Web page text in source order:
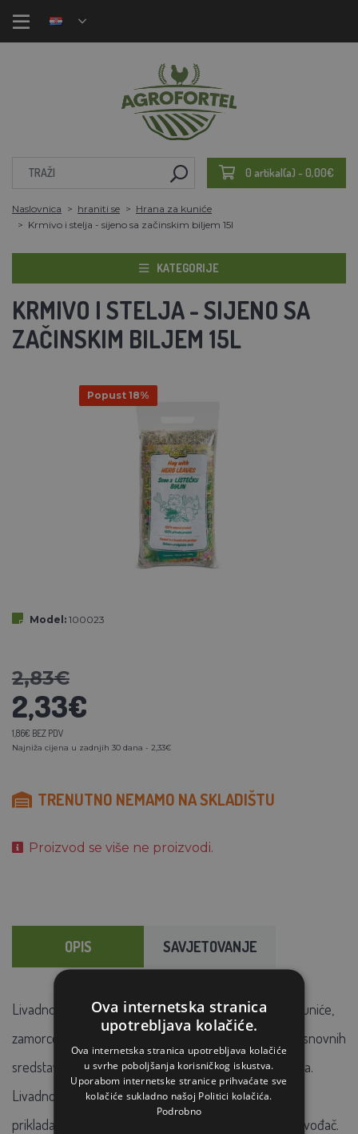
0 artikal(a) - 0,00€
Naslovnica hraniti se
Hrana za kuniće
Krmivo i stelja - sijeno sa začinskim biljem 15l
KATEGORIJE
KRMIVO I STELJA - SIJENO SA
ZAČINSKIM BILJEM 15L
Popust 18%
Model: 100023
2,83€
2,33€
1,86€ BEZ PDV
Najniža cijena u zadnjih 30 dana - 2,33€
TRENUTNO NEMAMO NA SKLADIŠTU
Proizvod se više ne proizvodi.
OPIS SAVJETOVANJE
Livadno sijeno sa začinskim biljem - stelja i hrana za kuniće,
zamorce, hrčke i druge glodavce. Sijeno
je jedan od osnovnih
sredstava za uzgoj kunića, zamoraca i ostalih glodavaca.
Livadno sijeno sa začinskim biljem prirodna jestelja
prikladan
za vašeg ljubimca. Češki proizvođač.
Ova internetska stranica
upotrebljava kolačiće.
Ova internetska stranica upotrebljava kolačiće
u svrhe poboljšanja korisničkog iskustva.
Uporabom internetske stranice prihvaćate sve
kolačiće sukladno našoj Politici kolačića.
Podrobno